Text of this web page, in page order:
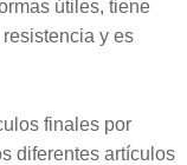
útiles, tiene
y es
finales por
diferentes artículos